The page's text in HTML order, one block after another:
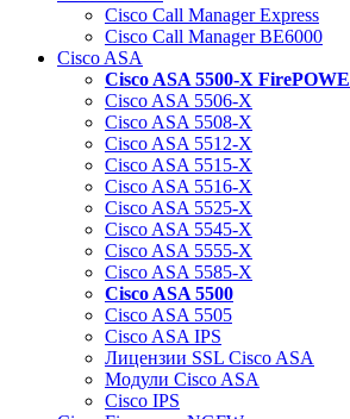
Cisco Call Manager Express
Cisco Call Manager BE6000
Cisco ASA
Cisco ASA 5500-X
Cisco ASA 5506-X
Cisco ASA 5508-X
Cisco ASA 5512-X
Cisco ASA 5515-X
Cisco ASA 5516-X
Cisco ASA 5525-X
Cisco ASA 5545-X
Cisco ASA 5555-X
Cisco ASA 5585-X
Cisco ASA 5500
Cisco ASA 5505
Cisco ASA IPS
Лицензии SSL Cisco ASA
Модули Cisco ASA
Cisco IPS